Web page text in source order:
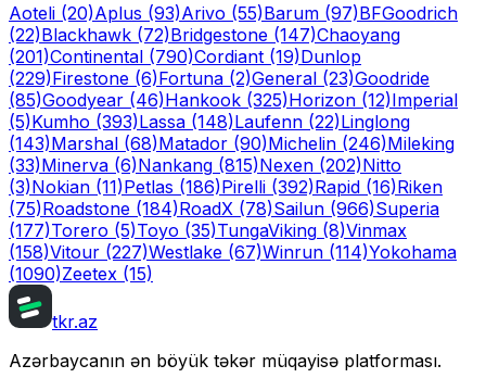
Aoteli (20)Aplus (93)Arivo (55)Barum (97)BFGoodrich
(22)Blackhawk (72)Bridgestone (147)Chaoyang
(201)Continental (790)Cordiant (19)Dunlop
(229)Firestone (6)Fortuna (2)General (23)Goodride
(85)Goodyear (46)Hankook (325)Horizon (12)Imperial
(5)Kumho (393)Lassa (148)Laufenn (22)Linglong
(143)Marshal (68)Matador (90)Michelin (246)Mileking
(33)Minerva (6)Nankang (815)Nexen (202)Nitto
(3)Nokian (11)Petlas (186)Pirelli (392)Rapid (16)Riken
(75)Roadstone (184)RoadX (78)Sailun (966)Superia
(177)Torero (5)Toyo (35)TungaViking (8)Vinmax
(158)Vitour (227)Westlake (67)Winrun (114)Yokohama
(1090)Zeetex (15)
tkr.az
Azərbaycanın ən böyük təkər müqayisə platforması.